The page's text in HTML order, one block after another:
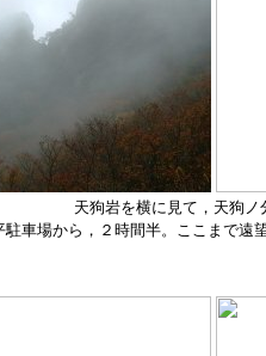
天狗岩を横に見て，天狗ノ
駐車場から，２時間半。ここまで遠